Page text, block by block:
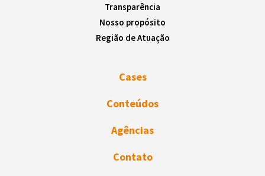
Transparência
Nosso propósito
Região de Atuação
Cases
Conteúdos
Agências
Contato